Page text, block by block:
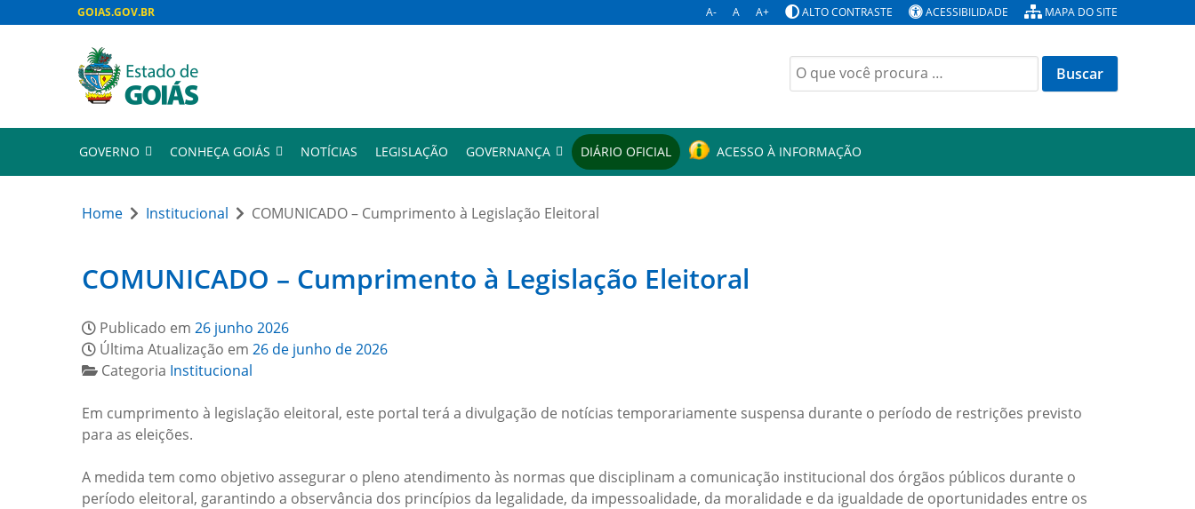
GOIAS.GOV.BR A- A A+ ALTO CONTRASTE ACESSIBILIDADE MAPA DO SITE
Buscar
por:
GOVERNO CONHEÇA GOIÁS NOTÍCIAS LEGISLAÇÃO GOVERNANÇA DIÁRIO OFICIAL ACESSO À INFORMAÇÃO
Home Institucional COMUNICADO – Cumprimento à Legislação Eleitoral
COMUNICADO – Cumprimento à Legislação Eleitoral
Publicado em 26 junho 2026
Última Atualização em 26 de junho de 2026
Categoria Institucional
Em cumprimento à legislação eleitoral, este portal terá a divulgação de notícias temporariamente suspensa durante o período de restrições previsto
para as eleições.
A medida tem como objetivo assegurar o pleno atendimento às normas que disciplinam a comunicação institucional dos órgãos públicos durante o
período eleitoral, garantindo a observância dos princípios da legalidade, da impessoalidade, da moralidade e da igualdade de oportunidades entre os